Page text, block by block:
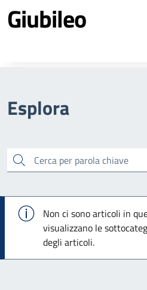
Giubileo
Esplora
cerca
Info
Non ci sono articoli in
visualizzano le
degli articoli.